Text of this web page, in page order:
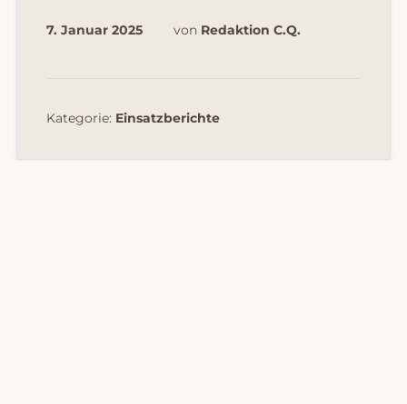
7. Januar 2025 von Redaktion C.Q.
Kategorie: Einsatzberichte